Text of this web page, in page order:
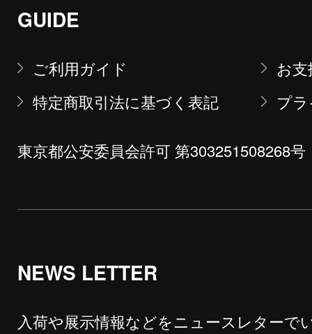
GUIDE
ご利用ガイド
お
特定商取引法に基づく表記
プ
東京都公安委員会許可 第303251508268号
NEWS LETTER
入荷や展示情報などをニュースレターで